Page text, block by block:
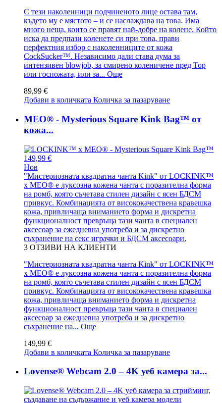
С тези наколенници подчиненото лице остава там,
където му е мястото – и се наслаждава на това. Има
много неща, които се правят най-добре на колене. Който
иска да предпази коленете си при това, прави
перфектния избор с наколенниците от кожа
CockSucker™. Независимо дали става дума за
интензивен blowjob, за смирено коленичене пред Top
или госпожата, или за... Още
89,99 €
Добави в количката Количка за пазаруване
MEO® - Mysterious Square Kink Bag™ от
кожа...
149,99 €
Нов
"Мистериозната квадратна чанта Kink" от LOCKINK™
x MEO® е луксозна кожена чанта с поразителна форма
на ромб, която съчетава стилен дизайн с ясен БДСМ
привкус. Комбинацията от висококачествена кравешка
кожа, привличаща вниманието форма и дискретна
функционалност превръща тази чанта в специален
аксесоар за ежедневна употреба и за дискретно
съхранение на секс играчки и БДСМ аксесоари.
3 ОТЗИВИ НА КЛИЕНТИ
"Мистериозната квадратна чанта Kink" от LOCKINK™
x MEO® е луксозна кожена чанта с поразителна форма
на ромб, която съчетава стилен дизайн с ясен БДСМ
привкус. Комбинацията от висококачествена кравешка
кожа, привличаща вниманието форма и дискретна
функционалност превръща тази чанта в специален
аксесоар за ежедневна употреба и за дискретно
съхранение на... Още
149,99 €
Добави в количката Количка за пазаруване
Lovense® Webcam 2.0 – 4K уеб камера за...